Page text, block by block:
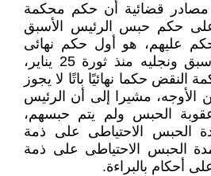
قضائية أن حكم محكمة
حكم حبس الرئيس الأسبق
عليهم، هو أول حكم نهائى
يصدر بإدانه الرئيس الأسبق ونجليه منذ ثورة 25 يناير،
حكما نهائيًا باتًا لا يجوز
الأوجه، مشيرا إلى أن الرئيس
الحبس ولم يتم حبسهم،
الحبس الاحتياطى على ذمة
مدة الحبس الاحتياطى على ذمة
أحكام بالبراءة.